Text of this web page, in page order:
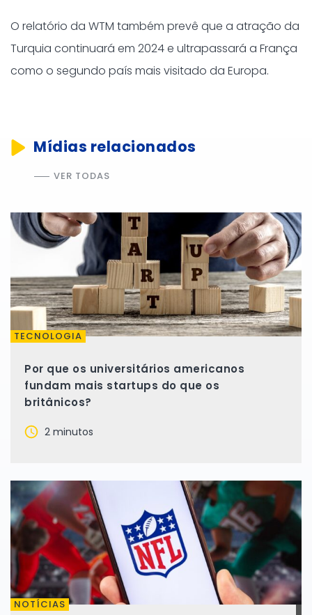
O relatório da WTM também prevê que a atração da
Turquia continuará em 2024 e ultrapassará a França
como o segundo país mais visitado da Europa.
Mídias relacionados
VER TODAS
TECNOLOGIA
Por que os universitários americanos
fundam mais startups do que os
britânicos?
2 minutos
NOTÍCIAS